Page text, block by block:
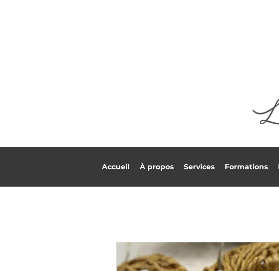
Accueil À propos Services Formations